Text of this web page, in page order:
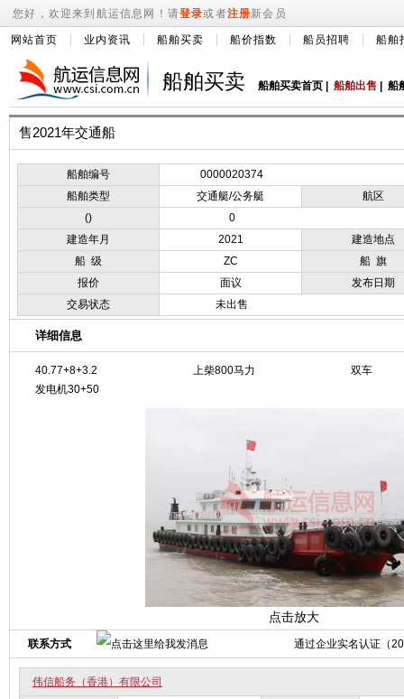
您好，欢迎来到航运信息网！请登录或者注册新会员
网站首页 业内资讯 船舶买卖 船价指数 船员招聘 船舶
船舶买卖 船舶买卖首页 船舶出售 船
售2021年交通船
船舶编号
0000020374
船舶类型
交通艇/公务艇
航区
()
0
建造年月
2021
建造地点
船 级
ZC
船 旗
报价
面议
发布日期
交易状态
未出售
详细信息
40.77+8+3.2 上柴800马力
双车
发电机30+50
点击放大
联系方式 通过企业实名认证（
伟信船务（香港）有限公司